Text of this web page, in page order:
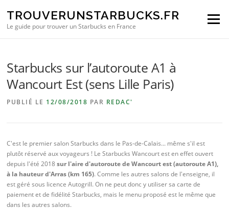
TROUVERUNSTARBUCKS.FR
Le guide pour trouver un Starbucks en France
Menu
Starbucks sur l’autoroute A1 à
Wancourt Est (sens Lille Paris)
PUBLIÉ LE 12/08/2018 PAR REDAC'
C'est le premier salon Starbucks dans le Pas-de-Calais... même s'il est
plutôt réservé aux voyageurs ! Le Starbucks Wancourt est en effet ouvert
depuis l'été 2018sur l'aire d'autoroute de Wancourt est (autoroute A1),
à la hauteur d'Arras (km 165). Comme les autres salons de l'enseigne, il
est géré sous licence Autogrill. On ne peut donc y utiliser sa carte de
paiement et de fidélité Starbucks, mais le menu proposé est le même que
dans les autres salons.